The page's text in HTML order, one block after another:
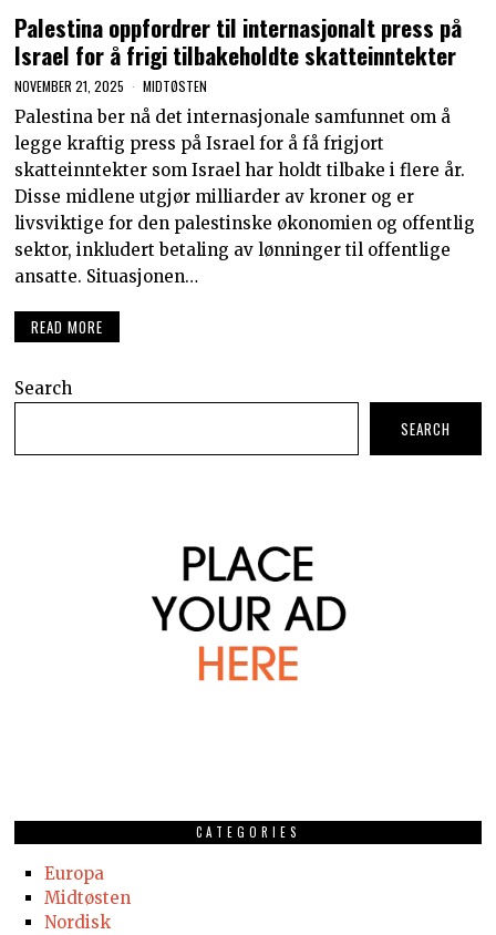
Palestina oppfordrer til internasjonalt press på
Israel for å frigi tilbakeholdte skatteinntekter
NOVEMBER 21, 2025 MIDTØSTEN
Palestina ber nå det internasjonale samfunnet om å
legge kraftig press på Israel for å få frigjort
skatteinntekter som Israel har holdt tilbake i flere år.
Disse midlene utgjør milliarder av kroner og er
livsviktige for den palestinske økonomien og offentlig
sektor, inkludert betaling av lønninger til offentlige
ansatte. Situasjonen…
READ MORE
Search
SEARCH
CATEGORIES
Europa
Midtøsten
Nordisk